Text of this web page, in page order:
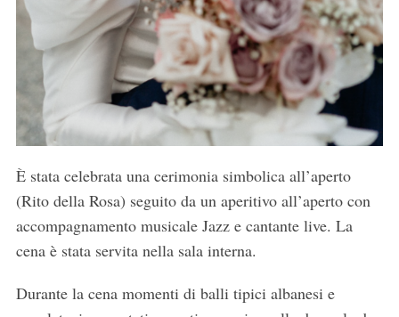
È stata celebrata una cerimonia simbolica all’aperto
(Rito della Rosa) seguito da un aperitivo all’aperto con
accompagnamento musicale Jazz e cantante live. La
cena è stata servita nella sala interna.
Durante la cena momenti di balli tipici albanesi e